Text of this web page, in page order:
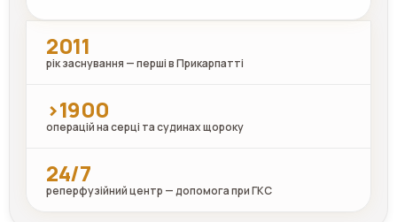
2011
рік заснування — перші в Прикарпатті
>1900
операцій на серці та судинах щороку
24/7
реперфузійний центр — допомога при ГКС